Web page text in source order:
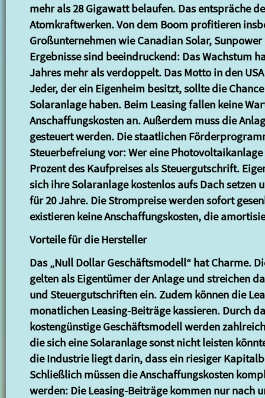
mehr als 28 Gigawatt belaufen. Das entspräche
Atomkraftwerken. Von dem Boom profitieren
Großunternehmen wie Canadian Solar,
Ergebnisse sind beeindruckend: Das Wachstum
Jahres mehr als verdoppelt. Das Motto in den
Jeder, der ein Eigenheim besitzt, sollte die
Solaranlage haben. Beim Leasing fallen keine
Anschaffungskosten an. Außerdem muss die
gesteuert werden. Die staatlichen
Steuerbefreiung vor: Wer eine
Prozent des Kaufpreises als Steuergutschrift.
sich ihre Solaranlage kostenlos aufs Dach setzen
für 20 Jahre. Die Strompreise werden sofort
existieren keine Anschaffungskosten, die
Vorteile für die Hersteller
Das „Null Dollar Geschäftsmodell“ hat Charme.
gelten als Eigentümer der Anlage und streichen
und Steuergutschriften ein. Zudem können die
monatlichen Leasing-Beiträge kassieren. Durch
kostengünstige Geschäftsmodell werden
die sich eine Solaranlage sonst nicht leisten
die Industrie liegt darin, dass ein riesiger
Schließlich müssen die Anschaffungskosten
werden: Die Leasing-Beiträge kommen nur nach